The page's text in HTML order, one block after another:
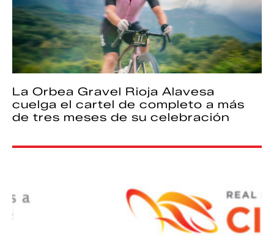
La Orbea Gravel Rioja Alavesa
cuelga el cartel de completo a más
de tres meses de su celebración